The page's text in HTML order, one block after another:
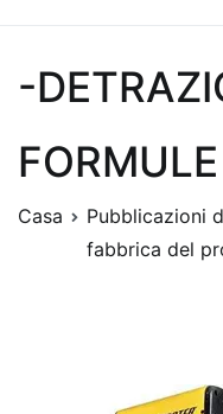
-
FORMULE
Casa
Pubblicazioni
fabbrica del